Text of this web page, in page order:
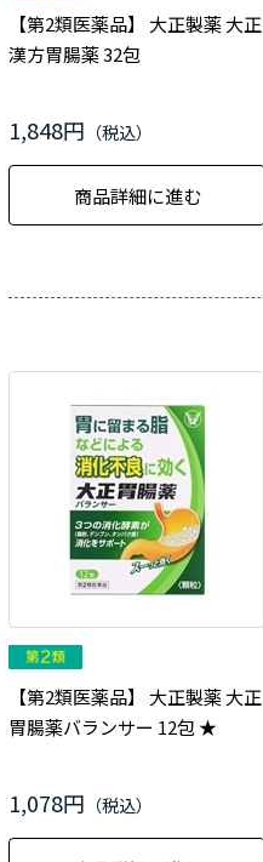
【第2類医薬品】 大正製薬 大正
漢方胃腸薬 32包
1,848円
商品詳細に進む
【第2類医薬品】 大正製薬 大正
胃腸薬バランサー 12包 ★
1,078円